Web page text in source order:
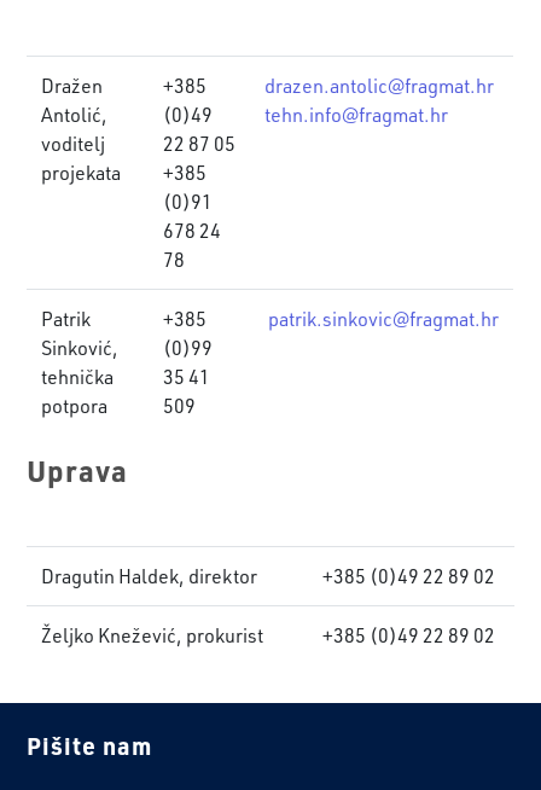
Dražen
Antolić,
voditelj
projekata
+385
(0)49
22 87 05
+385
(0)91
678 24
78
drazen.antolic@fragmat.hr
tehn.info@fragmat.hr
Patrik
Sinković,
tehnička
potpora
+385
(0)99
35 41
509
patrik.sinkovic@fragmat.hr
Uprava
Dragutin Haldek, direktor +385 (0)49 22 89 02
Željko Knežević, prokurist +385 (0)49 22 89 02
Pišite nam